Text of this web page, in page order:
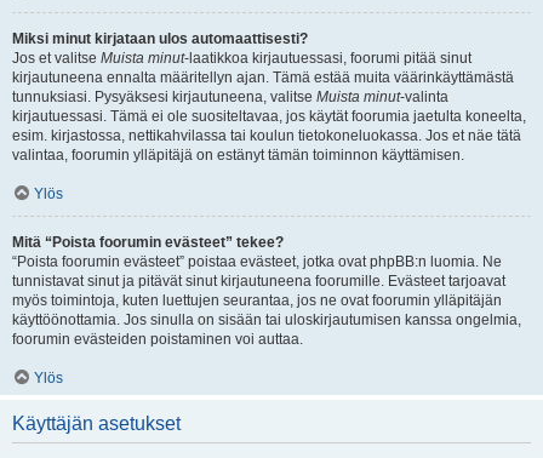
Miksi minut kirjataan ulos automaattisesti?
Jos et valitse Muista minut-laatikkoa kirjautuessasi, foorumi pitää sinut
kirjautuneena ennalta määritellyn ajan. Tämä estää muita väärinkäyttämästä
tunnuksiasi. Pysyäksesi kirjautuneena, valitse Muista minut-valinta
kirjautuessasi. Tämä ei ole suositeltavaa, jos käytät foorumia jaetulta koneelta,
esim. kirjastossa, nettikahvilassa tai koulun tietokoneluokassa. Jos et näe tätä
valintaa, foorumin ylläpitäjä on estänyt tämän toiminnon käyttämisen.
Ylös
Mitä “Poista foorumin evästeet” tekee?
“Poista foorumin evästeet” poistaa evästeet, jotka ovat phpBB:n luomia. Ne
tunnistavat sinut ja pitävät sinut kirjautuneena foorumille. Evästeet tarjoavat
myös toimintoja, kuten luettujen seurantaa, jos ne ovat foorumin ylläpitäjän
käyttöönottamia. Jos sinulla on sisään tai uloskirjautumisen kanssa ongelmia,
foorumin evästeiden poistaminen voi auttaa.
Ylös
Käyttäjän asetukset